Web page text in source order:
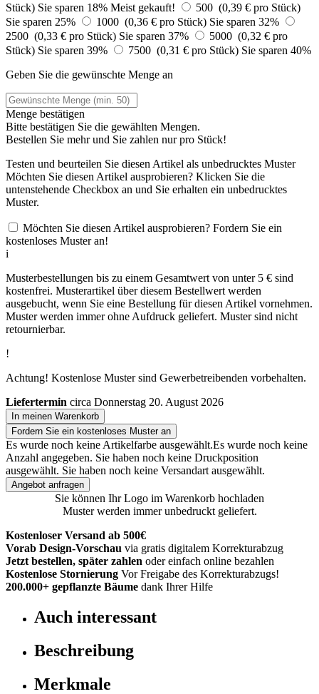
Stück) Sie sparen 18% Meist gekauft!
500 (0,39 € pro Stück)
Sie sparen 25%
1000 (0,36 € pro Stück) Sie sparen 32%
2500 (0,33 € pro Stück) Sie sparen 37%
5000 (0,32 € pro
Stück) Sie sparen 39% 7500 (0,31 € pro Stück) Sie sparen 40%
Geben Sie die gewünschte Menge an
Menge bestätigen
Bitte bestätigen Sie die gewählten Mengen.
Bestellen Sie mehr und Sie zahlen nurpro Stück!
Testen und beurteilen Sie diesen Artikel als unbedrucktes Muster
Möchten Sie diesen Artikel ausprobieren? Klicken Sie die
untenstehende Checkbox an und Sie erhalten ein unbedrucktes
Muster.
Möchten Sie diesen Artikel ausprobieren? Fordern Sie ein
kostenloses Muster an!
i
Musterbestellungen bis zu einem Gesamtwert von unter 5 € sind
kostenfrei. Musterartikel über diesem Bestellwert werden
ausgebucht, wenn Sie eine Bestellung für diesen Artikel vornehmen.
Muster werden immer ohne Aufdruck geliefert. Muster sind nicht
retournierbar.
!
Achtung! Kostenlose Muster sind Gewerbetreibenden vorbehalten.
Liefertermin circa Donnerstag 20. August 2026
In meinen Warenkorb
Fordern Sie ein kostenloses Muster an
Es wurde noch keine Artikelfarbe ausgewählt.Es wurde noch keine
Anzahl angegeben. Sie haben noch keine Druckposition
ausgewählt. Sie haben noch keine Versandart ausgewählt.
Angebot anfragen
Sie können Ihr Logo im Warenkorb hochladen
Muster werden immer unbedruckt geliefert.
Kostenloser Versand ab 500€
Vorab Design-Vorschau via gratis digitalem Korrekturabzug
Jetzt bestellen, später zahlen oder einfach online bezahlen
Kostenlose Stornierung Vor Freigabe des Korrekturabzugs!
200.000+ gepflanzte Bäume dank Ihrer Hilfe
Auch interessant
Beschreibung
Merkmale